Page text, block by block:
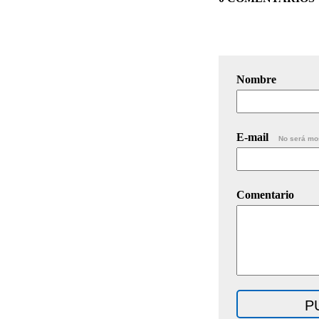
Nombre
E-mail No será
Comentario